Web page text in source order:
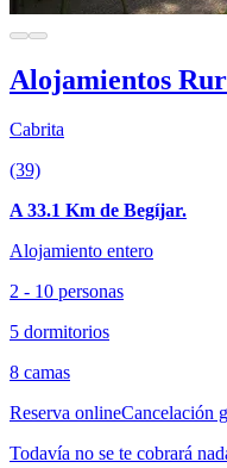
Alojamientos
Cabrita
(39)
A 33.1 Km de Begíjar.
Alojamiento entero
2 - 10 personas
5 dormitorios
8 camas
Reserva onlineCancelación
Todavía no se te cobrará